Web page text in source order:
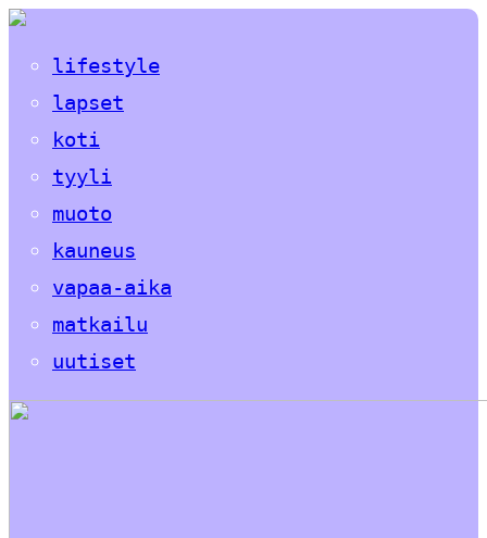
lifestyle
lapset
koti
tyyli
muoto
kauneus
vapaa-aika
matkailu
uutiset